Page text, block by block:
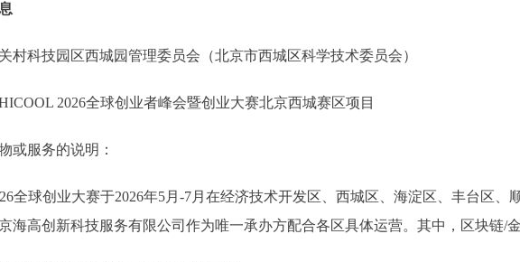
村科技园区西城园管理委员会（北京市西城区科学技术委员会）
2026全球创业者峰会暨创业大赛北京西城赛区项目
或服务的说明：
全球创业大赛于2026年5月-7月在经济技术开发区、西城区、海淀区、丰台区
海高创新科技服务有限公司作为唯一承办方配合各区具体运营。其中，区块链